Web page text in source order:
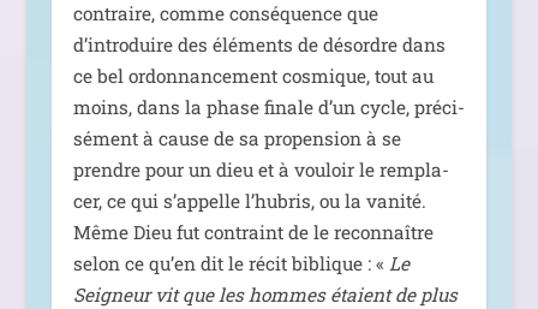
contraire, comme consé­quence que
d’introduire des élé­ments de désordre dans
ce bel ordon­nan­ce­ment cos­mique, tout au
moins, dans la phase finale d’un cycle, pré­ci­
sé­ment à cause de sa pro­pen­sion à se
prendre pour un dieu et à vou­loir le rem­pla­
cer, ce qui s’appelle l’hubris, ou la vani­té.
Même Dieu fut contraint de le recon­naître
selon ce qu’en dit le récit biblique : « Le
Seigneur vit que les hommes étaient de plus